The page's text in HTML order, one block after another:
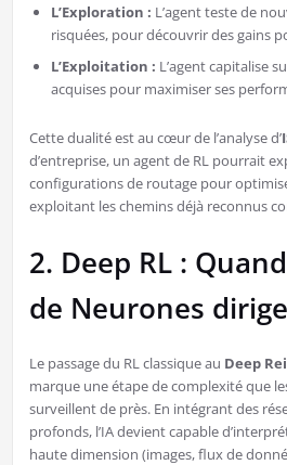
L’Exploration : L’agent teste de
risquées, pour découvrir des gains
L’Exploitation : L’agent capitalise
acquises pour maximiser ses
Cette dualité est au cœur de l’analyse d’
d’entreprise, un agent de RL pourrait
configurations de routage pour
exploitant les chemins déjà reconnus
2. Deep RL :
de Neurones
Le passage du RL classique au Deep
marque une étape de complexité que
surveillent de près. En intégrant des
profonds, l’IA devient capable
haute dimension (images, flux de